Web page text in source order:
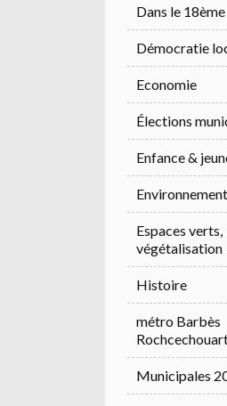
Dans le 18ème
Démocratie
Economie
Élections
Enfance &
Environnement
Espaces verts,
végétalisation
Histoire
métro Barbès
Municipales